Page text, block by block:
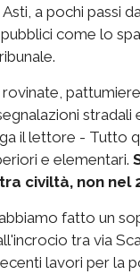
a pochi passi
come lo
stradali
il lettore - Tutto
e elementari.
civiltà, non nel
fatto un
tra via
lavori per la